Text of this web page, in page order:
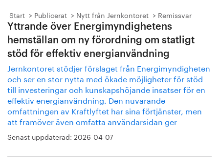
Start Publicerat Nytt från Jernkontoret Remissvar
Yttrande över Energimyndighetens
hemställan om ny förordning om statligt
stöd för effektiv energianvändning
Jernkontoret stödjer förslaget från Energimyndigheten
och ser en stor nytta med ökade möjligheter för stöd
till investeringar och kunskapshöjande insatser för en
effektiv energianvändning. Den nuvarande
omfattningen av Kraftlyftet har sina förtjänster, men
att framöver även omfatta användarsidan ger
Senast uppdaterad: 2026-04-07